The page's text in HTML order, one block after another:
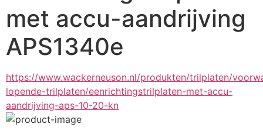
met accu-aandrijving
APS1340e
https://www.wackerneuson.nl/produkten/trilplaten/
lopende-trilplaten/eenrichtingstrilplaten-met-accu-
aandrijving-aps-10-20-kn